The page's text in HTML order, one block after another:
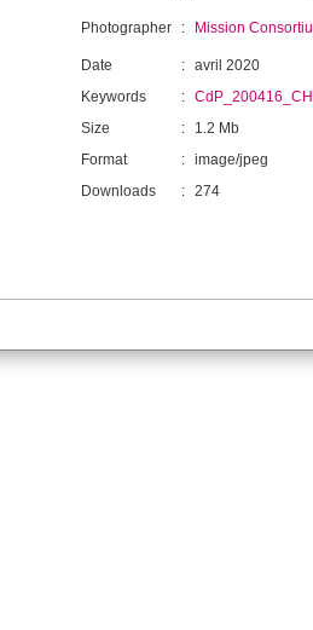
Photographer : Mission
Date : avril 2020
Keywords
:
Size
:
1.2 Mb
Format
: image/jpeg
Downloads
: 274